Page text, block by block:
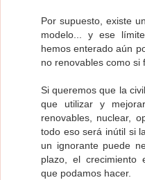
Por supuesto, existe
modelo... y ese
hemos enterado aún
no renovables como si
Si queremos que la
que utilizar y
renovables, nuclear,
todo eso será inútil si
un ignorante puede
plazo, el crecimiento
que podamos hacer.